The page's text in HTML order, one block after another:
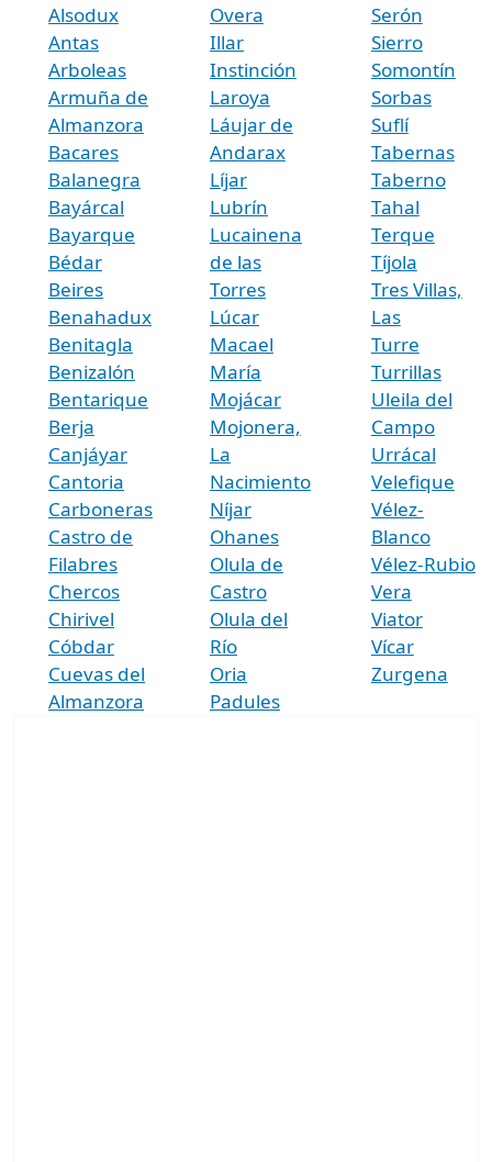
Alsodux
Antas
Arboleas
Armuña de
Almanzora
Bacares
Balanegra
Bayárcal
Bayarque
Bédar
Beires
Benahadux
Benitagla
Benizalón
Bentarique
Berja
Canjáyar
Cantoria
Carboneras
Castro de
Filabres
Chercos
Chirivel
Cóbdar
Cuevas del
Almanzora
Overa
Illar
Instinción
Laroya
Láujar de
Andarax
Líjar
Lubrín
Lucainena
de las
Torres
Lúcar
Macael
María
Mojácar
Mojonera,
La
Nacimiento
Níjar
Ohanes
Olula de
Castro
Olula del
Río
Oria
Padules
Serón
Sierro
Somontín
Sorbas
Suflí
Tabernas
Taberno
Tahal
Terque
Tíjola
Tres Villas,
Las
Turre
Turrillas
Uleila del
Campo
Urrácal
Velefique
Vélez-
Blanco
Vélez-Rubio
Vera
Viator
Vícar
Zurgena